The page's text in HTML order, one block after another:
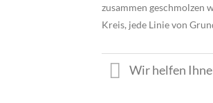
zusammen geschmolzen
Kreis, jede Linie von
Wir helfen